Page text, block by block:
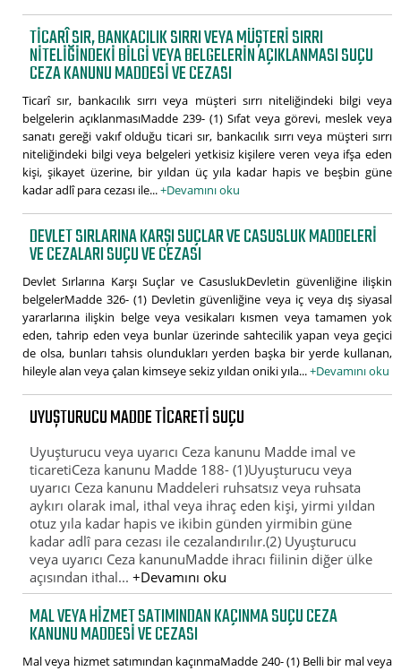
TICARÎ SIR, BANKACILIK SIRRI VEYA MÜŞTERI SIRRI
NITELIĞINDEKI BILGI VEYA BELGELERIN AÇIKLANMASI SUÇU
CEZA KANUNU MADDESI VE CEZASI
Ticarî sır, bankacılık sırrı veya müşteri sırrı niteliğindeki bilgi veya
belgelerin açıklanmasıMadde 239- (1) Sıfat veya görevi, meslek veya
sanatı gereği vakıf olduğu ticari sır, bankacılık sırrı veya müşteri sırrı
niteliğindeki bilgi veya belgeleri yetkisiz kişilere veren veya ifşa eden
kişi, şikayet üzerine, bir yıldan üç yıla kadar hapis ve beşbin güne
kadar adlî para cezası ile...+Devamını oku
DEVLET SIRLARINA KARŞI SUÇLAR VE CASUSLUK MADDELERI
VE CEZALARI SUÇU VE CEZASI
Devlet Sırlarına Karşı Suçlar ve CasuslukDevletin güvenliğine ilişkin
belgelerMadde 326- (1) Devletin güvenliğine veya iç veya dış siyasal
yararlarına ilişkin belge veya vesikaları kısmen veya tamamen yok
eden, tahrip eden veya bunlar üzerinde sahtecilik yapan veya geçici
de olsa, bunları tahsis olundukları yerden başka bir yerde kullanan,
hileyle alan veya çalan kimseye sekiz yıldan oniki yıla...+Devamını oku
UYUŞTURUCU MADDE TICARETI SUÇU
Uyuşturucu veya uyarıcı Ceza kanunu Madde imal ve
ticaretiCeza kanunu Madde 188- (1)Uyuşturucu veya
uyarıcı Ceza kanunu Maddeleri ruhsatsız veya ruhsata
aykırı olarak imal, ithal veya ihraç eden kişi, yirmi yıldan
otuz yıla kadar hapis ve ikibin günden yirmibin güne
kadar adlî para cezası ile cezalandırılır.(2) Uyuşturucu
veya uyarıcı Ceza kanunuMadde ihracı fiilinin diğer ülke
açısından ithal...+Devamını oku
MAL VEYA HIZMET SATIMINDAN KAÇINMA SUÇU CEZA
KANUNU MADDESI VE CEZASI
Mal veya hizmet satımından kaçınmaMadde 240- (1) Belli bir mal veya